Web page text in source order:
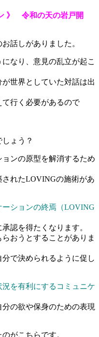
》 令和の天の岩戸開
話しがありました。
なり、意見の乱立が起こ
世界としていた対話は出
行く必要があるので
ょう？
ンの原型を解消するため
れたLOVINGの施術があ
ションの終焉（LOVING
認を得たくなります。
おうとすることがありま
で決められるように促し
を有利にするコミュニケ
の欲や保身のための表現
がこちらです。